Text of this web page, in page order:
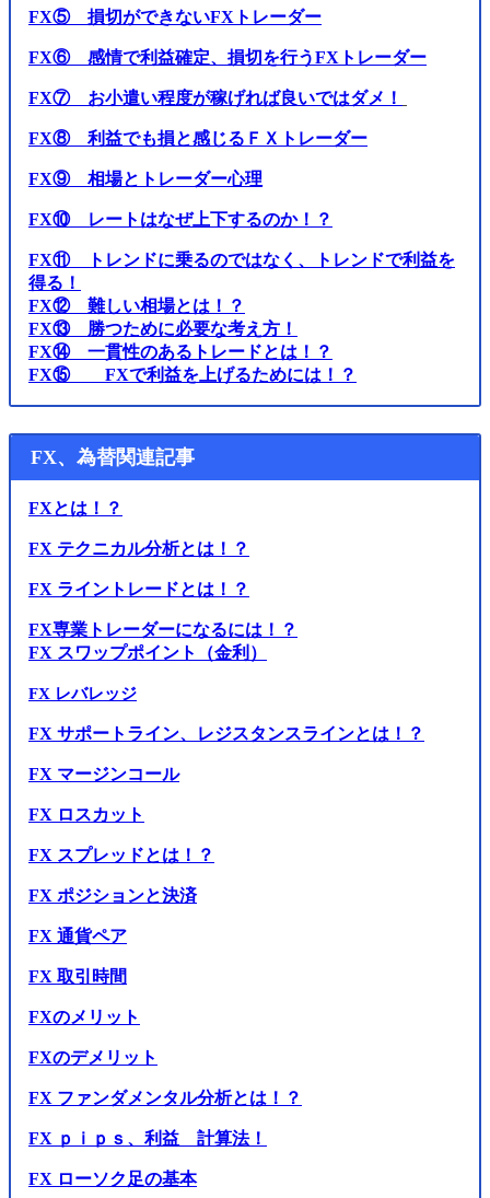
FX⑤ 損切ができないFXトレーダー
FX⑥ 感情で利益確定、損切を行うFXトレーダー
FX⑦ お小遣い程度が稼げれば良いではダメ！
FX⑧ 利益でも損と感じるＦＸトレーダー
FX⑨ 相場とトレーダー心理
FX⑩ レートはなぜ上下するのか！？
FX⑪ トレンドに乗るのではなく、トレンドで利益を
得る！
FX⑫ 難しい相場とは！？
FX⑬ 勝つために必要な考え方！
FX⑭ 一貫性のあるトレードとは！？
FX⑮ FXで利益を上げるためには！？
FX、為替関連記事
FXとは！？
FX テクニカル分析とは！？
FX ライントレードとは！？
FX専業トレーダーになるには！？
FX スワップポイント（金利）
FX レバレッジ
FX サポートライン、レジスタンスラインとは！？
FX マージンコール
FX ロスカット
FX スプレッドとは！？
FX ポジションと決済
FX 通貨ペア
FX 取引時間
FXのメリット
FXのデメリット
FX ファンダメンタル分析とは！？
FX ｐｉｐｓ、利益 計算法！
FX ローソク足の基本